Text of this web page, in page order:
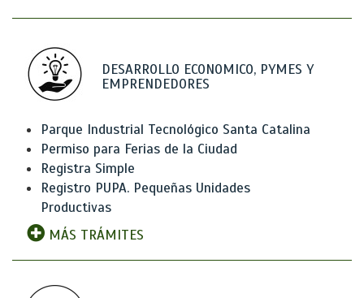
DESARROLLO ECONOMICO, PYMES Y
EMPRENDEDORES
Parque Industrial Tecnológico Santa Catalina
Permiso para Ferias de la Ciudad
Registra Simple
Registro PUPA. Pequeñas Unidades
Productivas
MÁS TRÁMITES